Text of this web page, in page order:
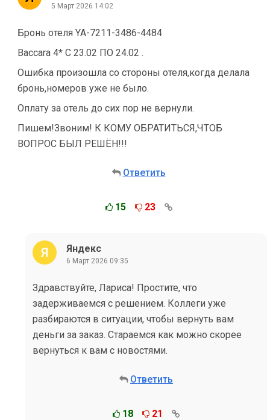
5 Март 2026 14:02
Бронь отеля YA-7211-3486-4484
Вaccara 4* С 23.02 ПО 24.02 .
Ошибка произошла со стороны отеля,когда делала
бронь,номеров уже не было.
Оплату за отель до сих пор не вернули.
Пишем!Звоним! К КОМУ ОБРАТИТЬСЯ,ЧТОБ
ВОПРОС БЫЛ РЕШЁН!!!
Ответить
15 23
Яндекс
6 Март 2026 09:35
Здравствуйте, Лариса! Простите, что
задерживаемся с решением. Коллеги уже
разбираются в ситуации, чтобы вернуть вам
деньги за заказ. Стараемся как можно скорее
вернуться к вам с новостями.
Ответить
18 21